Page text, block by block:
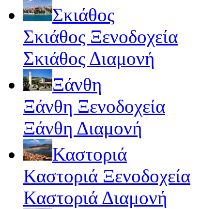
Σκιάθος
Σκιάθος Ξενοδοχεία
Σκιάθος Διαμονή
Ξάνθη
Ξάνθη Ξενοδοχεία
Ξάνθη Διαμονή
Καστοριά
Καστοριά Ξενοδοχεία
Καστοριά Διαμονή